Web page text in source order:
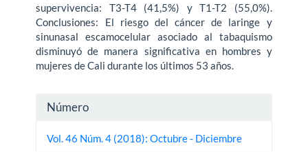
supervivencia: T3-T4 (41,5%) y T1-T2 (55,0%).
Conclusiones: El riesgo del cáncer de laringe y
sinunasal escamocelular asociado al tabaquismo
disminuyó de manera significativa en hombres y
mujeres de Cali durante los últimos 53 años.
Detalles
del
Número
Vol. 46 Núm. 4 (2018): Octubre - Diciembre